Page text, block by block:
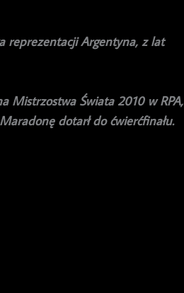
reprezentacji Argentyna, z lat
Mistrzostwa Świata 2010 w RPA,
dotarł do ćwierćfinału.